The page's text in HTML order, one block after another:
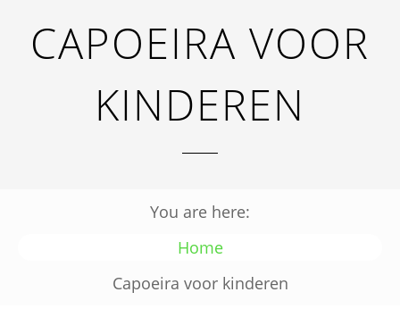
CAPOEIRA VOOR
KINDEREN
You are here:
Home
Capoeira voor kinderen